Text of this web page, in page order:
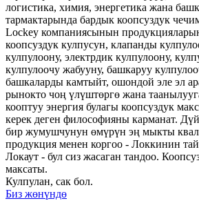
логистика, химия, энергетика жана
тармактарында бардык коопсуздук
Lockey компаниясынын
коопсуздук кулпусун, клапанды
кулпулоону, электрдик кулпулоону,
кулпулоочу жабууну, башкаруу
башкаларды камтыйт, ошондой эле эл
рынокто чоң үлүштөргө жана
кооптуу энергия булагы коопсуздук
керек деген философияны карманат.
бир жумушчунун өмүрүн эң мыкты
продукция менен коргоо - Локкинин
Локаут - бул сиз жасаган тандоо.
максаты.
Кулпулан, сак бол.
Биз жөнүндө